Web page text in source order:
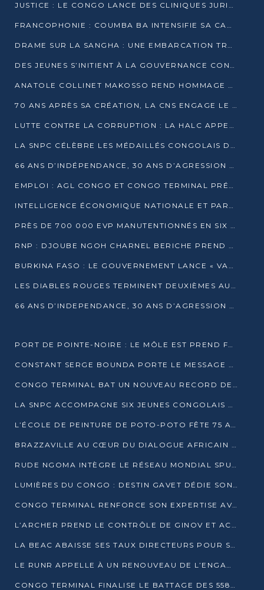
JUSTICE : LE CONGO LANCE DES CLINIQUES JURIDIQUES POUR RAPPROCHER LE DROIT DES CITOYENS
FRANCOPHONIE : COUMBA BA INTENSIFIE SA CAMPAGNE POUR LA SUCCESSION À LA TÊTE DE L’OIF
DRAME SUR LA SANGHA : UNE EMBARCATION TRANSPORTANT DES FIDÈLES DE « NZAMBÉ YA L’HUILE » FAIT NAUFRAGE À OUESSO
DES JEUNES S’INITIENT À LA GOUVERNANCE CONTINENTALE À BRAZZAVILLE
ANATOLE COLLINET MAKOSSO REND HOMMAGE À JEAN-PAUL PIGASSE
70 ANS APRÈS SA CRÉATION, LA CNS ENGAGE LE VIRAGE DE LA DIGITALISATION
LUTTE CONTRE LA CORRUPTION : LA HALC APPELLE À PASSER DES DISCOURS AUX ACTES
LA SNPC CÉLÈBRE LES MÉDAILLÉS CONGOLAIS DES OLYMPIADES PANAFRICAINES DE MATHÉMATIQUES 2026
66 ANS D’INDÉPENDANCE, 30 ANS D’AGRESSION RWANDAISE : 4 PRÉSIDENCES, UN ÉCHEC COLLECTIF
EMPLOI : AGL CONGO ET CONGO TERMINAL PRÉSÉLECTIONNENT PLUS DE 70 JEUNES À POINTE-NOIRE
INTELLIGENCE ÉCONOMIQUE NATIONALE ET PARTENARIATS INTERNATIONAUX : VERS UNE DOCTRINE SOUVERAINE DE SÉCURITÉ ÉCONOMIQUE
PRÈS DE 700 000 EVP MANUTENTIONNÉS EN SIX MOIS PAR CONGO TERMINAL
RNP : DJOUBE NGOH CHARNEL BERICHE PREND LES RÊNES DU PARTI
BURKINA FASO : LE GOUVERNEMENT LANCE « VACANCES UTILES 2026 » POUR FORMER LES ÉLÈVES À 15 MÉTIERS
LES DIABLES ROUGES TERMINENT DEUXIÈMES AU CHAMPIONNAT D’AFRIQUE ZONE 3
66 ANS D’INDEPENDANCE, 30 ANS D’AGRESSION RWAN DAISE : 4 PRESIDENCES, UN ECHEC COLLECTIF
PORT DE POINTE-NOIRE : LE MÔLE EST PREND FORME ET VISE LES GÉANTS DES MERS
CONSTANT SERGE BOUNDA PORTE LE MESSAGE DE COMPASSION DE DENIS SASSOU NGUESSO EN IRAN
CONGO TERMINAL BAT UN NOUVEAU RECORD DE PRODUCTIVITÉ AU PORT DE POINTE-NOIRE
LA SNPC ACCOMPAGNE SIX JEUNES CONGOLAIS AUX OLYMPIADES PANAFRICAINES DE MATHÉMATIQUES
L’ÉCOLE DE PEINTURE DE POTO-POTO FÊTE 75 ANS AU SERVICE DE L’ART CONGOLAIS
BRAZZAVILLE AU CŒUR DU DIALOGUE AFRICAIN SUR LES OBJECTIFS DE DÉVELOPPEMENT DURABLE
RUDE NGOMA INTÈGRE LE RÉSEAU MONDIAL SPUTNIK PRO APRÈS UNE FORMATION À MOSCOU
LUMIÈRES DU CONGO : DESTIN GAVET DÉDIE SON PRIX À L’UNITÉ NATIONALE ET À LA JEUNESSE
CONGO TERMINAL RENFORCE SON EXPERTISE AVEC NEUF NOUVEAUX FORMATEURS EN ENGINS PORTUAIRES
L’ARCHER PREND LE CONTRÔLE DE GINOV ET ACCÉLÈRE SON VIRAGE NUMÉRIQUE
LA BEAC ABAISSE SES TAUX DIRECTEURS POUR SOUTENIR LA CROISSANCE EN ZONE CEMAC
LE RUNR APPELLE À UN RENOUVEAU DE L’ENGAGEMENT MILITANT
CONGO TERMINAL FINALISE LE BATTAGE DES 558 PIEUX DU FUTUR QUAI DU MÔLE EST